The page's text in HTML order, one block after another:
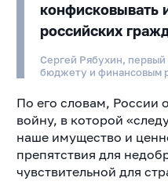
конфисковывать
российских
Сергей Рябухин,
бюджету и финансовым
По его словам, России
войну, в которой
наше имущество и
препятствия для
чувствительной для